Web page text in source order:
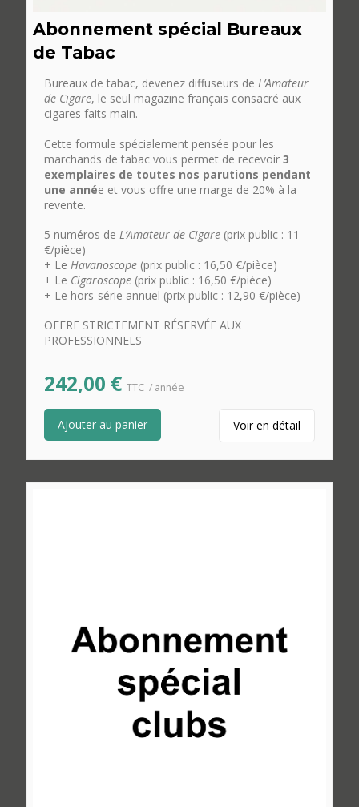
Abonnement spécial Bureaux
de Tabac
Bureaux de tabac, devenez diffuseurs deL’Amateur
de Cigare, le seul magazine français consacré aux
cigares faits main.
Cette formule spécialement pensée pour les
marchands de tabac vous permet de recevoir3
exemplaires de toutes nos parutions pendant
une année et vous offre une marge de 20% à la
revente.
5 numéros deL’Amateur de Cigare (prix public : 11
€/pièce)
+ LeHavanoscope (prix public : 16,50 €/pièce)
+ Le Cigaroscope (prix public : 16,50 €/pièce)
+ Le hors-série annuel (prix public : 12,90 €/pièce)
OFFRE STRICTEMENT RÉSERVÉE AUX
PROFESSIONNELS
242,00 € TTC / année
Ajouter au panier Voir en détail